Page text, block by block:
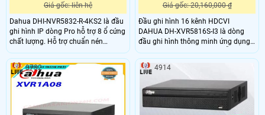
Giá gốc: liên hệ
Dahua DHI-NVR5832-R-4KS2 là đầu
ghi hình IP dòng Pro hỗ trợ 8 ổ cứng
chất lượng. Hỗ trợ chuẩn nén
H.265+ giúp tiết kiệm băng thông
và lưu trữ giám sát. hỗ trợ băng
thông đầu vào max 320Mpb
Giá gốc: 20,160,000 ₫
Đầu ghi hình 16 kênh HDCVI
DAHUA DH-XVR5816S-I3 là dòng
đầu ghi hình thông minh ứng dụng
công nghệ AI thông minh hỗ trợ lắp
camera có độ phân giải lên đến
6.0mp với chuẩn nén hình ảnh
H265+ cho chất lượng hình ảnh sắc
nét và tiết kiệm băng thông lưu trữ
giúp tiết kiệm chi phí đầu tư bộ lưu
3732 4914